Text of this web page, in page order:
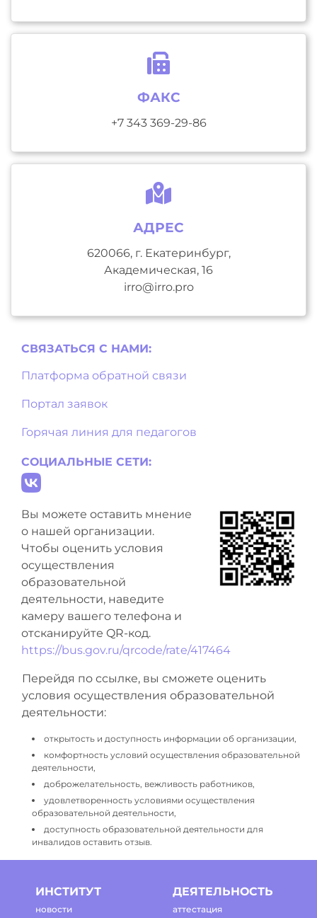
ФАКС
+7 343 369-29-86
АДРЕС
620066, г. Екатеринбург,
Академическая, 16
irro@irro.pro
СВЯЗАТЬСЯ С НAМИ:
Платформа обратной связи
Портал заявок
Горячая линия для педагогов
СОЦИАЛЬНЫЕ СЕТИ:
Вы можете оставить мнение
о нашей организации.
Чтобы оценить условия
осуществления
образовательной
деятельности, наведите
камеру вашего телефона и
отсканируйте QR-код.
https://bus.gov.ru/qrcode/rate/417464
Перейдя по ссылке, вы сможете оценить
условия осуществления образовательной
деятельности:
открытость и доступность информации об организации,
комфортность условий осуществления образовательной
деятельности,
доброжелательность, вежливость работников,
удовлетворенность условиями осуществления
образовательной деятельности,
доступность образовательной деятельности для
инвалидов оставить отзыв.
ИНСТИТУТ
новости
ДЕЯТЕЛЬНОСТЬ
аттестация